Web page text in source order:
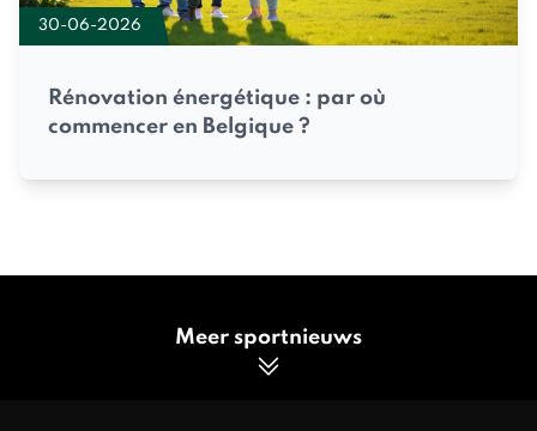
30-06-2026
Rénovation énergétique : par où
commencer en Belgique ?
Meer sportnieuws